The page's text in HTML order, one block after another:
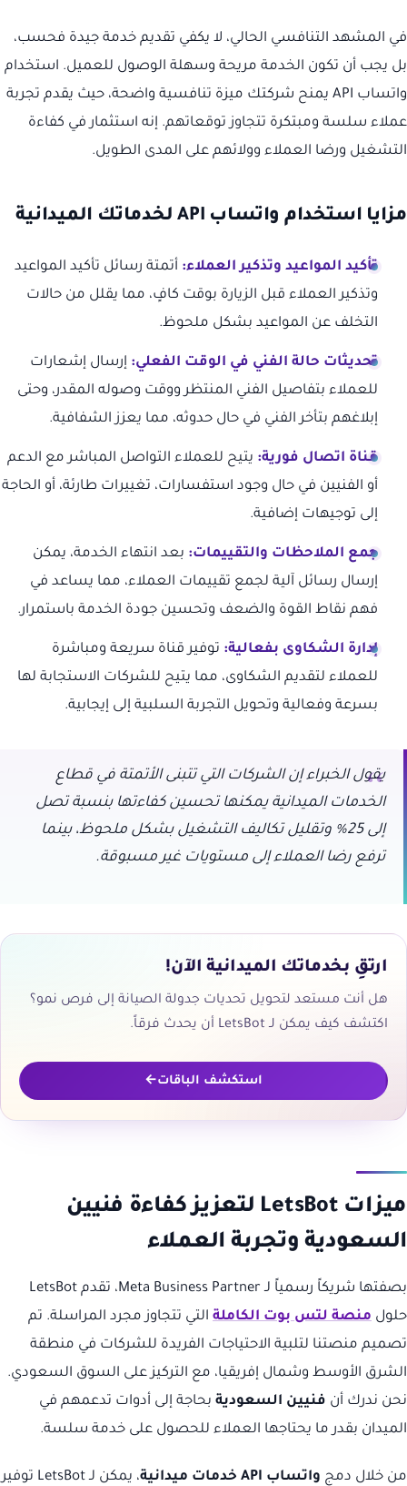
في المشهد التنافسي الحالي، لا يكفي تقديم خدمة جيدة فحسب،
بل يجب أن تكون الخدمة مريحة وسهلة الوصول للعميل. استخدام
واتساب API يمنح شركتك ميزة تنافسية واضحة، حيث يقدم تجربة
عملاء سلسة ومبتكرة تتجاوز توقعاتهم. إنه استثمار في كفاءة
التشغيل ورضا العملاء وولائهم على المدى الطويل.
مزايا استخدام واتساب API لخدماتك الميدانية
تأكيد المواعيد وتذكير العملاء: أتمتة رسائل تأكيد المواعيد
وتذكير العملاء قبل الزيارة بوقت كافٍ، مما يقلل من حالات
التخلف عن المواعيد بشكل ملحوظ.
تحديثات حالة الفني في الوقت الفعلي: إرسال إشعارات
للعملاء بتفاصيل الفني المنتظر ووقت وصوله المقدر، وحتى
إبلاغهم بتأخر الفني في حال حدوثه، مما يعزز الشفافية.
قناة اتصال فورية: يتيح للعملاء التواصل المباشر مع الدعم
أو الفنيين في حال وجود استفسارات، تغييرات طارئة، أو الحاجة
إلى توجيهات إضافية.
جمع الملاحظات والتقييمات: بعد انتهاء الخدمة، يمكن
إرسال رسائل آلية لجمع تقييمات العملاء، مما يساعد في
فهم نقاط القوة والضعف وتحسين جودة الخدمة باستمرار.
إدارة الشكاوى بفعالية: توفير قناة سريعة ومباشرة
للعملاء لتقديم الشكاوى، مما يتيح للشركات الاستجابة لها
بسرعة وفعالية وتحويل التجربة السلبية إلى إيجابية.
يقول الخبراء إن الشركات التي تتبنى الأتمتة في قطاع
الخدمات الميدانية يمكنها تحسين كفاءتها بنسبة تصل
إلى 25% وتقليل تكاليف التشغيل بشكل ملحوظ، بينما
ترفع رضا العملاء إلى مستويات غير مسبوقة.
ارتقِ بخدماتك الميدانية الآن!
هل أنت مستعد لتحويل تحديات جدولة الصيانة إلى فرص نمو؟
اكتشف كيف يمكن لـ LetsBot أن يحدث فرقاً.
استكشف الباقات
ميزات LetsBot لتعزيز كفاءة فنيين
السعودية وتجربة العملاء
بصفتها شريكاً رسمياً لـ Meta Business Partner، تقدم LetsBot
حلول منصة لتس بوت الكاملة التي تتجاوز مجرد المراسلة. تم
تصميم منصتنا لتلبية الاحتياجات الفريدة للشركات في منطقة
الشرق الأوسط وشمال إفريقيا، مع التركيز على السوق السعودي.
نحن ندرك أن فنيين السعودية بحاجة إلى أدوات تدعمهم في
الميدان بقدر ما يحتاجها العملاء للحصول على خدمة سلسة.
من خلال دمج واتساب API خدمات ميدانية
، يمكن لـ LetsBot توفير